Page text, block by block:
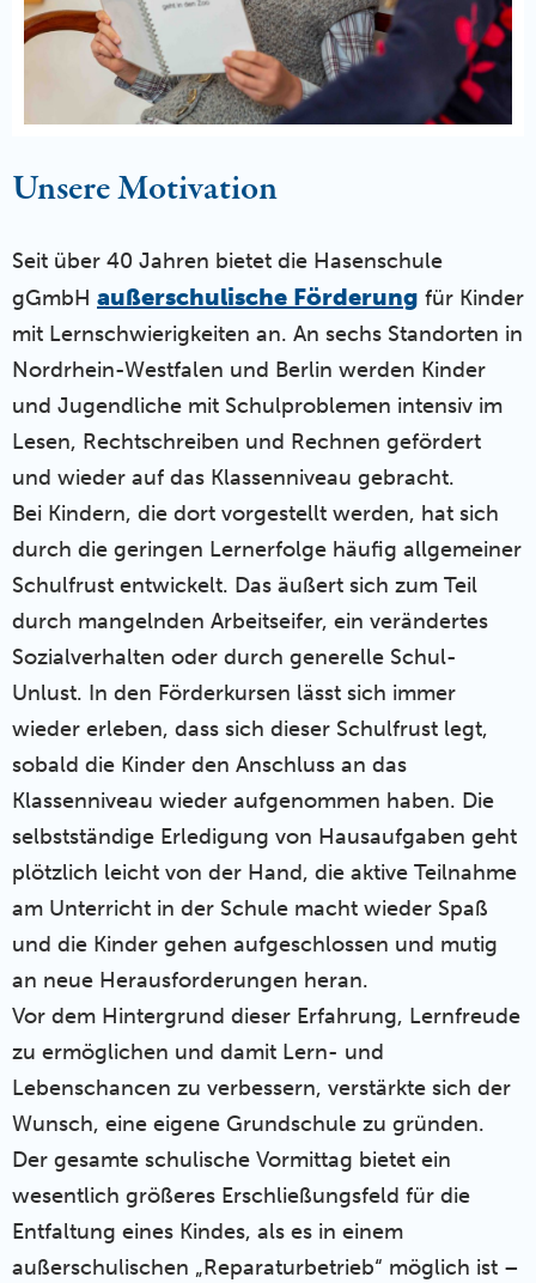
Unsere Motivation
Seit über 40 Jahren bietet die Hasenschule
gGmbH außerschulische Förderung für Kinder
mit Lernschwierigkeiten an. An sechs Standorten in
Nordrhein-Westfalen und Berlin werden Kinder
und Jugendliche mit Schulproblemen intensiv im
Lesen, Rechtschreiben und Rechnen gefördert
und wieder auf das Klassenniveau gebracht.
Bei Kindern, die dort vorgestellt werden, hat sich
durch die geringen Lernerfolge häufig allgemeiner
Schulfrust entwickelt. Das äußert sich zum Teil
durch mangelnden Arbeitseifer, ein verändertes
Sozialverhalten oder durch generelle Schul-
Unlust. In den Förderkursen lässt sich immer
wieder erleben, dass sich dieser Schulfrust legt,
sobald die Kinder den Anschluss an das
Klassenniveau wieder aufgenommen haben. Die
selbstständige Erledigung von Hausaufgaben geht
plötzlich leicht von der Hand, die aktive Teilnahme
am Unterricht in der Schule macht wieder Spaß
und die Kinder gehen aufgeschlossen und mutig
an neue Herausforderungen heran.
Vor dem Hintergrund dieser Erfahrung, Lernfreude
zu ermöglichen und damit Lern- und
Lebenschancen zu verbessern, verstärkte sich der
Wunsch, eine eigene Grundschule zu gründen.
Der gesamte schulische Vormittag bietet ein
wesentlich größeres Erschließungsfeld für die
Entfaltung eines Kindes, als es in einem
außerschulischen „Reparaturbetrieb“ möglich ist –